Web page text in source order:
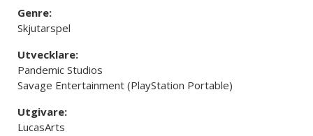
Genre:
Skjutarspel
Utvecklare:
Pandemic Studios
Savage Entertainment (PlayStation Portable)
Utgivare:
LucasArts